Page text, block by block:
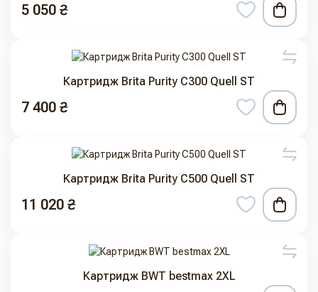
5 050 ₴
Картридж Brita Purity C300 Quell ST
7 400 ₴
Картридж Brita Purity C500 Quell ST
11 020 ₴
Картридж BWT bestmax 2XL